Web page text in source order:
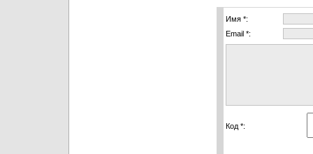
Имя *:
Email *:
Код *: